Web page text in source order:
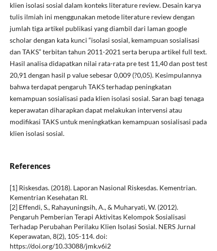
klien isolasi sosial dalam konteks literature review. Desain karya
tulis ilmiah ini menggunakan metode literature review dengan
jumlah tiga artikel publikasi yang diambil dari laman google
scholar dengan kata kunci “isolasi sosial, kemampuan sosialisasi
dan TAKS” terbitan tahun 2011-2021 serta berupa artikel full text.
Hasil analisa didapatkan nilai rata-rata pre test 11,40 dan post test
20,91 dengan hasil p value sebesar 0,009 (?0,05). Kesimpulannya
bahwa terdapat pengaruh TAKS terhadap peningkatan
kemampuan sosialisasi pada klien isolasi sosial. Saran bagi tenaga
keperawatan diharapkan dapat melakukan intervensi atau
modifikasi TAKS untuk meningkatkan kemampuan sosialisasi pada
klien isolasi sosial.
References
[1] Riskesdas. (2018). Laporan Nasional Riskesdas. Kementrian.
Kementrian Kesehatan RI.
[2] Effendi, S., Rahayuningsih, A., & Muharyati, W. (2012).
Pengaruh Pemberian Terapi Aktivitas Kelompok Sosialisasi
Terhadap Perubahan Perilaku Klien Isolasi Sosial. NERS Jurnal
Keperawatan, 8(2), 105-114. doi:
https://doi.org/10.33088/jmk.v6i2